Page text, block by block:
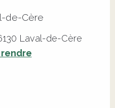
de-Cère
Laval-de-Cère
rendre